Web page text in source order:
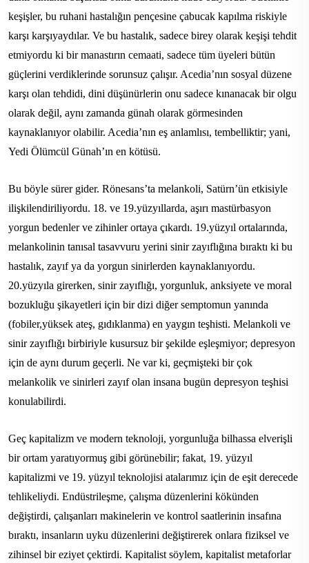
keşişler, bu ruhani hastalığın pençesine çabucak kapılma riskiyle
karşı karşıyaydılar. Ve bu hastalık, sadece birey olarak keşişi tehdit
etmiyordu ki bir manastırın cemaati, sadece tüm üyeleri bütün
güçlerini verdiklerinde sorunsuz çalışır. Acedia’nın sosyal düzene
karşı olan tehdidi, dini düşünürlerin onu sadece kınanacak bir olgu
olarak değil, aynı zamanda günah olarak görmesinden
kaynaklanıyor olabilir. Acedia’nın eş anlamlısı, tembelliktir; yani,
Yedi Ölümcül Günah’ın en kötüsü.
Bu böyle sürer gider. Rönesans’ta melankoli, Satürn’ün etkisiyle
ilişkilendiriliyordu. 18. ve 19.yüzyıllarda, aşırı mastürbasyon
yorgun bedenler ve zihinler ortaya çıkardı. 19.yüzyıl ortalarında,
melankolinin tanısal tasavvuru yerini sinir zayıflığına bıraktı ki bu
hastalık, zayıf ya da yorgun sinirlerden kaynaklanıyordu.
20.yüzyıla girerken, sinir zayıflığı, yorgunluk, anksiyete ve moral
bozukluğu şikayetleri için bir dizi diğer semptomun yanında
(fobiler,yüksek ateş, gıdıklanma) en yaygın teşhisti. Melankoli ve
sinir zayıflığı birbiriyle kusursuz bir şekilde eşleşmiyor; depresyon
için de aynı durum geçerli. Ne var ki, geçmişteki bir çok
melankolik ve sinirleri zayıf olan insana bugün depresyon teşhisi
konulabilirdi.
Geç kapitalizm ve modern teknoloji, yorgunluğa bilhassa elverişli
bir ortam yaratıyormuş gibi görünebilir; fakat, 19. yüzyıl
kapitalizmi ve 19. yüzyıl teknolojisi atalarımız için de eşit derecede
tehlikeliydi. Endüstrileşme, çalışma düzenlerini kökünden
değiştirdi, çalışanları makinelerin ve kontrol saatlerinin insafına
bıraktı, insanların uyku düzenlerini değiştirerek onlara fiziksel ve
zihinsel bir eziyet çektirdi. Kapitalist söylem, kapitalist metaforlar